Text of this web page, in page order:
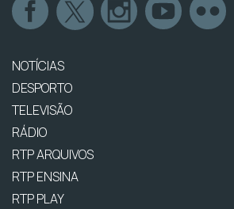
NOTÍCIAS
DESPORTO
TELEVISÃO
RÁDIO
RTP ARQUIVOS
RTP ENSINA
RTP PLAY